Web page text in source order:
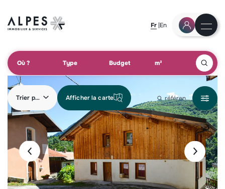
Fr En
Trier par Afficher la carte
Où ? Type Budget m²
référence